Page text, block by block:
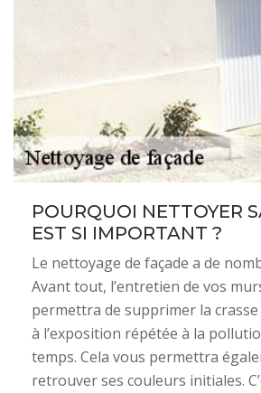
POURQUOI NETTOYER
EST SI IMPORTANT ?
Le nettoyage de façade a de
Avant tout, l’entretien de vos
permettra de supprimer la
à l’exposition répétée à la
temps. Cela vous permettra
retrouver ses couleurs initiales.